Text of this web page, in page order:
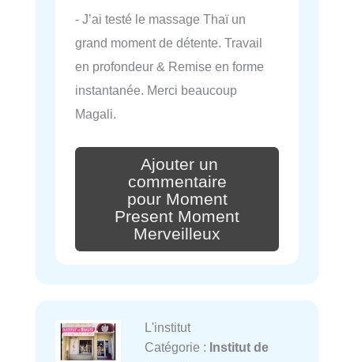
- J’ai testé le massage Thaï un
grand moment de détente. Travail
en profondeur & Remise en forme
instantanée. Merci beaucoup
Magali.
Ajouter un
commentaire
pour Moment
Present Moment
Merveilleux
L'institut
Catégorie : Institut de